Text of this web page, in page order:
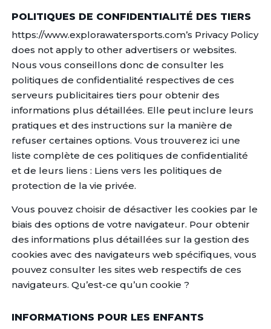
POLITIQUES DE CONFIDENTIALITÉ DES TIERS
https://www.explorawatersports.com’s Privacy Policy
does not apply to other advertisers or websites.
Nous vous conseillons donc de consulter les
politiques de confidentialité respectives de ces
serveurs publicitaires tiers pour obtenir des
informations plus détaillées. Elle peut inclure leurs
pratiques et des instructions sur la manière de
refuser certaines options. Vous trouverez ici une
liste complète de ces politiques de confidentialité
et de leurs liens : Liens vers les politiques de
protection de la vie privée.
Vous pouvez choisir de désactiver les cookies par le
biais des options de votre navigateur. Pour obtenir
des informations plus détaillées sur la gestion des
cookies avec des navigateurs web spécifiques, vous
pouvez consulter les sites web respectifs de ces
navigateurs. Qu’est-ce qu’un cookie ?
INFORMATIONS POUR LES ENFANTS